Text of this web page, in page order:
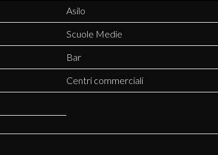
Asilo
Scuole Medie
Bar
Centri commerciali